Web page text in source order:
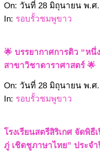
2569-
06-
On: วันที่ 28 มิถุนายน พ.ศ.
In: รอบรั้วชมพูขาว
🌟 บรรยากาศการติว “ห
สาขาวิชาดาราศาสตร์ 🌟
2569-
06-
On: วันที่ 28 มิถุนายน พ.ศ.
In: รอบรั้วชมพูขาว
โรงเรียนสตรีสิริเกศ จัดพิ
ภู่ เชิดชูภาษาไทย” ประจำ